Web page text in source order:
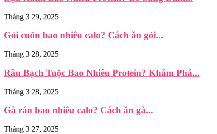
Tháng 3 29, 2025
Gỏi cuốn bao nhiêu calo? Cách ăn gỏi...
Tháng 3 28, 2025
Râu Bạch Tuộc Bao Nhiêu Protein? Khám Phá...
Tháng 3 28, 2025
Gà rán bao nhiêu calo? Cách ăn gà...
Tháng 3 27, 2025